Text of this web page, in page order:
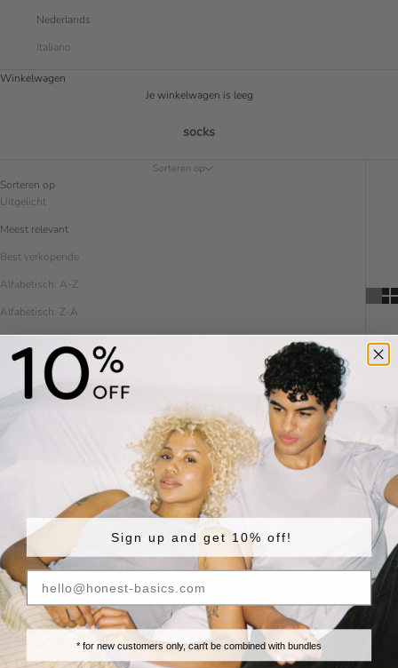
Nederlands
Italiano
Winkelwagen
Je winkelwagen is leeg
socks
Sorteren op
Sorteren op
Uitgelicht
Meest relevant
Best verkopende
Alfabetisch: A-Z
Alfabetisch: Z-A
Prijs: laag naar hoog
Prijs: hoog naar laag
Datum: oud naar nieuw
Sign up and get 10% off!
* for new customers only, can't be combined with bundles